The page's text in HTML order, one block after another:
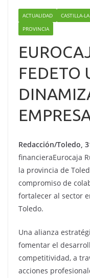
ACTUALIDAD CASTILLA-
PROVINCIA
FEDETO
Redacción/Toledo,
financieraEurocaja
la provincia de
compromiso de
fortalecer al sector
Toledo.
Una alianza
fomentar el
competitividad, a
acciones